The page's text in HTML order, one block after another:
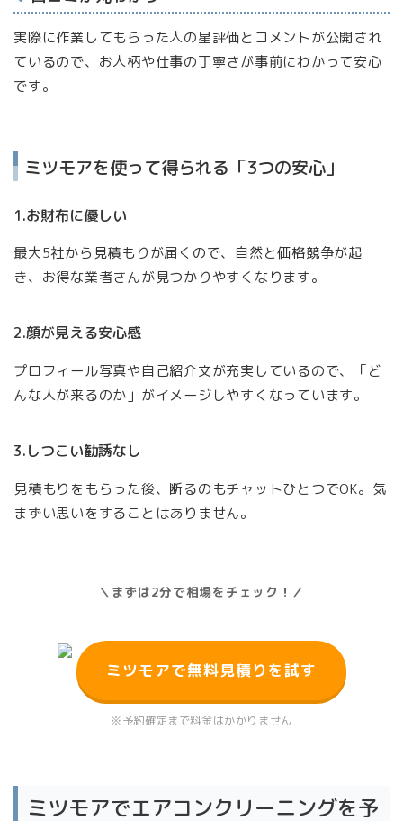
実際に作業してもらった人の星評価とコメントが公開され
ているので、お人柄や仕事の丁寧さが事前にわかって安心
です。
ミツモアを使って得られる「3つの安心」
1.お財布に優しい
最大5社から見積もりが届くので、自然と価格競争が起
き、お得な業者さんが見つかりやすくなります。
2.顔が見える安心感
プロフィール写真や自己紹介文が充実しているので、「ど
んな人が来るのか」がイメージしやすくなっています。
3.しつこい勧誘なし
見積もりをもらった後、断るのもチャットひとつでOK。気
まずい思いをすることはありません。
＼まずは2分で相場をチェック！／
ミツモアで無料見積りを試す
※予約確定まで料金はかかりません
ミツモアでエアコンクリーニングを予